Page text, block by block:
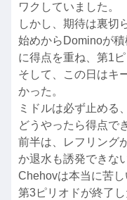
ワクしていました。
しかし、期待は裏切
始めからDominoが
に得点を重ね、第1ピ
そして、この日はキ
かった。
ミドルは必ず止める
どうやったら得点で
前半は、レフリング
か退水も誘発できな
Chehovは本当に苦し
第3ピリオドが終了